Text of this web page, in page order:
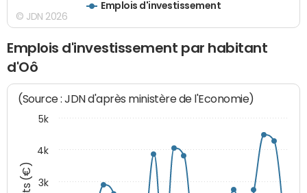
Emplois d'investissement
© JDN 2026
Emplois d'investissement par habitant
d'Oô
(Source : JDN d'après ministère de l'Economie)
3k
4k
5k